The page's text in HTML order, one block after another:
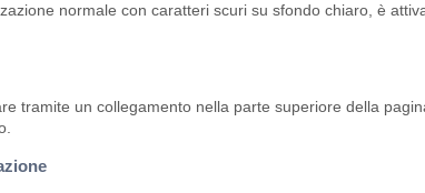
normale con caratteri scuri su sfondo chiaro, è
tramite un collegamento nella parte superiore della